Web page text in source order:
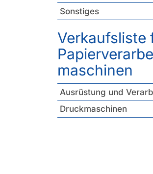
Sonstiges
Verkaufsliste
maschinen
Ausrüstung und
Druckmaschinen